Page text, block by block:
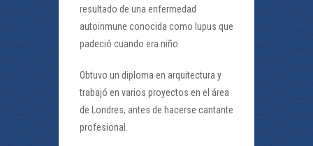
resultado de una enfermedad
autoinmune conocida como lupus que
padeció cuando era niño.
Obtuvo un diploma en arquitectura y
trabajó en varios proyectos en el área
de Londres, antes de hacerse cantante
profesional.